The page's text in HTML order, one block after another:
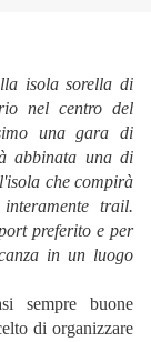
isola sorella di
nel centro del
una gara di
abbinata una di
che compirà
trail.
preferito e per
in un luogo
sempre buone
di organizzare